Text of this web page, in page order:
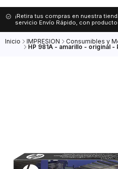
¡Retira tus compras en nuestra
servicio Envío Rápido, con
Inicio IMPRESION Consumibles y
HP 981A - amarillo - original